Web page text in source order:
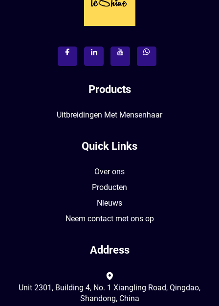
Products
Uitbreidingen Met Mensenhaar
Quick Links
Over ons
Producten
Nieuws
Neem contact met ons op
Address
Unit 2301, Building 4, No. 1 Xiangling Road, Qingdao,
Shandong, China